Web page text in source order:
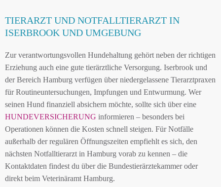
TIERARZT UND NOTFALLTIERARZT IN
ISERBROOK UND UMGEBUNG
Zur verantwortungsvollen Hundehaltung gehört neben der richtigen
Erziehung auch eine gute tierärztliche Versorgung. Iserbrook und
der Bereich Hamburg verfügen über niedergelassene Tierarztpraxen
für Routineuntersuchungen, Impfungen und Entwurmung. Wer
seinen Hund finanziell absichern möchte, sollte sich über eine
HUNDEVERSICHERUNG informieren – besonders bei
Operationen können die Kosten schnell steigen. Für Notfälle
außerhalb der regulären Öffnungszeiten empfiehlt es sich, den
nächsten Notfalltierarzt in Hamburg vorab zu kennen – die
Kontaktdaten findest du über die Bundestierärztekammer oder
direkt beim Veterinäramt Hamburg.